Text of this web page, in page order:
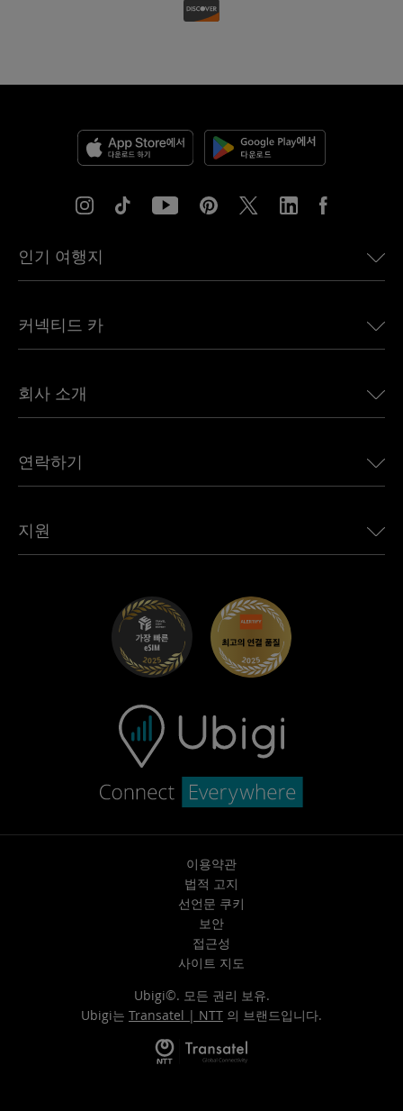
인기 여행지
유럽용 eSIM
캐나다용 eSIM
아프리카용 eSIM
모든 목적지 보기
커넥티드 카
Land Rover용 Ubigi
Jeep용 Ubigi
Mini용 Ubigi
Maserati용 Ubigi
회사 소개
언론에 소개된 Ubigi
Ubigi 앱
연락하기
제휴 프로그램
지원
이용약관
법적 고지
선언문 쿠키
보안
접근성
사이트 지도
Ubigi©. 모든 권리 보유.
Ubigi는 Transatel | NTT 의 브랜드입니다.